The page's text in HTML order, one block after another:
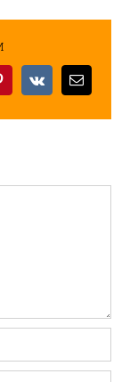
Vk
E-